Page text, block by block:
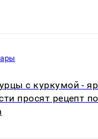
с куркумой -
просят рецепт